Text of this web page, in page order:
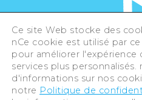
©Hiroshima
Hiroshima
All rights
Ce site Web stocke des
nCe cookie est utilisé par
pour améliorer
services plus personnalisés.
d'informations sur nos
notre Politique de